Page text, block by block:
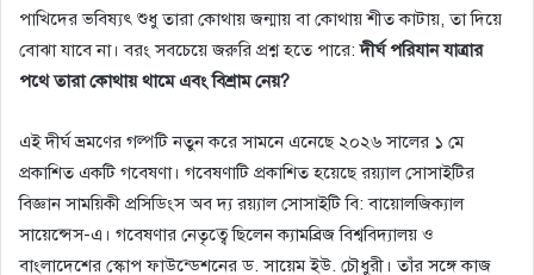
পাখিদের ভবিষ্যৎ শুধু তারা কোথায় জন্মায় বা কোথায় শীত কাটায়, তা দিয়ে
বোঝা যাবে না। বরং সবচেয়ে জরুরি প্রশ্ন হতে পারে:দীর্ঘ পরিযান যাত্রার
পথে তারা কোথায় থামে এবং বিশ্রাম নেয়?
এই দীর্ঘ ভ্রমণের গল্পটি নতুন করে সামনে এনেছে ২০২৬ সালের ১ মে
প্রকাশিত একটি গবেষণা। গবেষণাটি প্রকাশিত হয়েছে রয়্যাল সোসাইটির
বিজ্ঞান সাময়িকী প্রসিডিংস অব দ্য রয়্যাল সোসাইটি বি: বায়োলজিক্যাল
সায়েন্সেস-এ। গবেষণার নেতৃত্বে ছিলেন ক্যামব্রিজ বিশ্ববিদ্যালয় ও
বাংলাদেশের স্কোপ ফাউন্ডেশনের ড. সায়েম ইউ. চৌধুরী। তাঁর সঙ্গে কাজ